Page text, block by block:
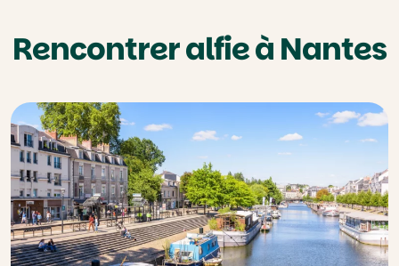
Rencontrer alfie à Nantes